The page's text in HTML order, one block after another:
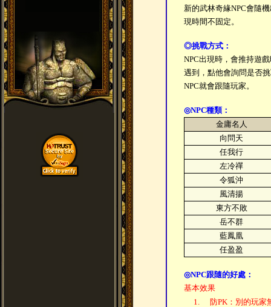
新的武林奇緣NPC會隨
現時間不固定。
◎挑戰方式：
NPC出現時，會推持遊
遇到，點他會詢問是否
NPC就會跟隨玩家。
◎NPC種類：
金庸名人
向問天
任我行
左冷禪
令狐沖
風清揚
東方不敗
岳不群
藍鳳凰
任盈盈
◎NPC跟隨的好處：
基本效果
1.
防PK：別的玩家